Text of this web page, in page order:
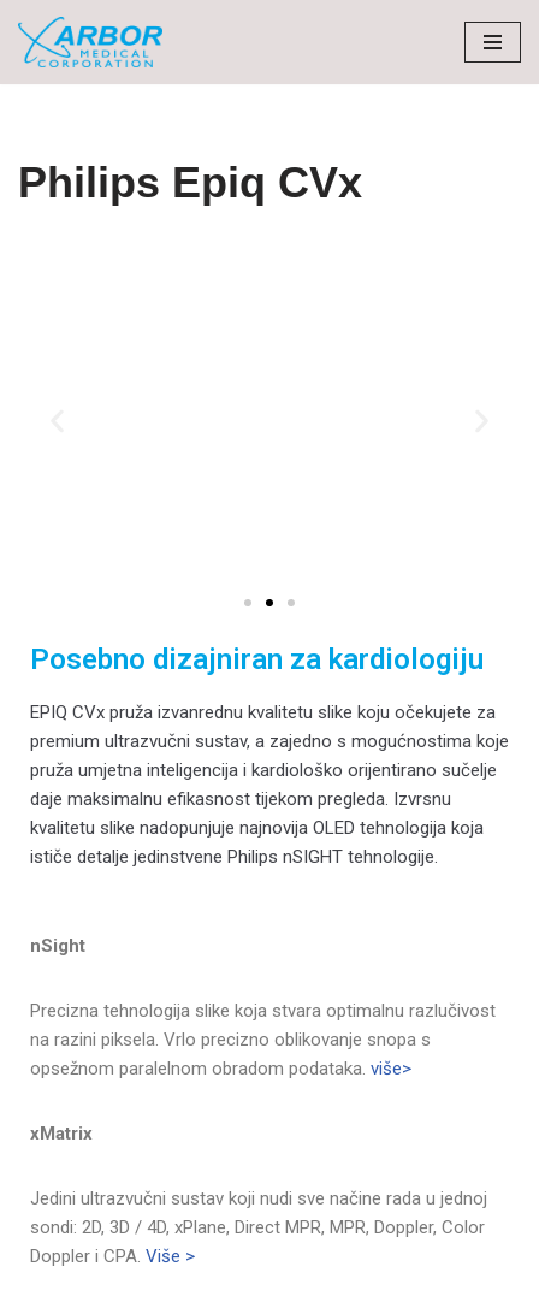
Skip
Philips Epiq CVx
Posebno dizajniran za kardiologiju
EPIQ CVx pruža izvanrednu kvalitetu slike koju očekujete za
premium ultrazvučni sustav, a zajedno s mogućnostima koje
pruža umjetna inteligencija i kardiološko orijentirano sučelje
daje maksimalnu efikasnost tijekom pregleda. Izvrsnu
kvalitetu slike nadopunjuje najnovija OLED tehnologija koja
ističe detalje jedinstvene Philips nSIGHT tehnologije.
nSight
Precizna tehnologija slike koja stvara optimalnu razlučivost
na razini piksela. Vrlo precizno oblikovanje snopa s
opsežnom paralelnom obradom podataka. više>
xMatrix
Jedini ultrazvučni sustav koji nudi sve načine rada u jednoj
sondi: 2D, 3D / 4D, xPlane, Direct MPR, MPR, Doppler, Color
Doppler i CPA. Više >